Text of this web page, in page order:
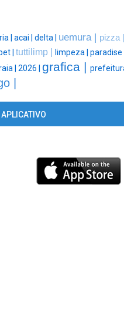
| acai | delta | uemura | pizza |
| tuttilimp | limpeza | paradise |
| 2026 | grafica |
|